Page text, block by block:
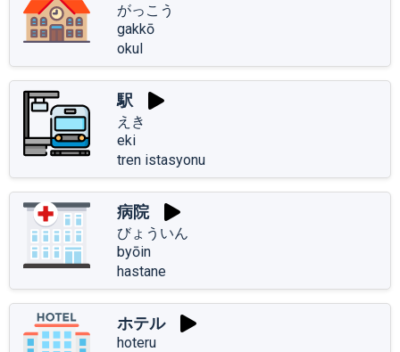
がっこう
gakkō
okul
駅
えき
eki
tren istasyonu
病院
びょういん
byōin
hastane
ホテル
hoteru